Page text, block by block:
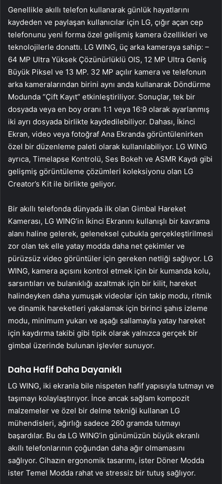
Genellikle akıllı telefon kullanarak günlük hayatlarını
kaydeden ve paylaşan kullanıcılar için LG, çığır açan cep
telefonunu yeni forma özel gelişmiş kamera özellikleri ve
teknolojilerle donattı. LG WING, üç arka kameraya sahip: –
64 MP Ultra Yüksek Çözünürlüklü OIS, 12 MP Ultra Geniş
Büyük Piksel ve 13 MP. 32 MP açılır kamera ve telefonun
arka kameralarından birini aynı anda kullanarak Döndürme
Modunda “Çift Kayıt” etkinleştiriliyor. Sonuçlar, tek bir
dosyada veya en boy oranı 1:1 veya 16:9 olarak ayarlanmış
iki ayrı dosyada birlikte kaydedilebiliyor. Dahası, İkinci
Ekran, video veya fotoğraf Ana Ekranda görüntülenirken
özel bir düzenleme paleti olarak kullanılabiliyor. LG WING
ayrıca, Timelapse Kontrolü, Ses Bokeh ve ASMR Kaydı gibi
gelişmiş görüntüleme çözümleri koleksiyonu olan LG
Creator’s Kit ile birlikte geliyor.
Bir akıllı telefonda dünyada ilk olan Gimbal Hareket
Kamerası, LG WING’in İkinci Ekranını kullanışlı bir kavrama
alanı haline gelerek, geleneksel çubukla gerçekleştirilmesi
zor olan tek elle yatay modda daha net çekimler ve
pürüzsüz video görüntüler için gereken netliği sağlıyor. LG
WING, kamera açısını kontrol etmek için bir kumanda kolu,
sarsıntıları ve bulanıklığı azaltmak için bir kilit, hareket
halindeyken daha yumuşak videolar için takip modu, ritmik
ve dinamik hareketleri yakalamak için birinci şahıs izleme
modu, minimum yukarı ve aşağı sallamayla yatay hareket
için kaydırma takibi gibi tipik olarak yalnızca gerçek bir
gimbal üzerinde bulunan işlevler sunuyor.
Daha Hafif Daha Dayanıklı
LG WING, iki ekranla bile nispeten hafif yapısıyla tutmayı ve
taşımayı kolaylaştırıyor. İnce ancak sağlam kompozit
malzemeler ve özel bir delme tekniği kullanan LG
mühendisleri, ağırlığı sadece 260 gramda tutmayı
başardılar. Bu da LG WING’in günümüzün büyük ekranlı
akıllı telefonlarının çoğundan daha ağır olmamasını
sağlıyor. Cihazın ergonomik tasarımı, ister Döner Modda
ister Temel Modda rahat ve stressiz bir tutuş sağlıyor.